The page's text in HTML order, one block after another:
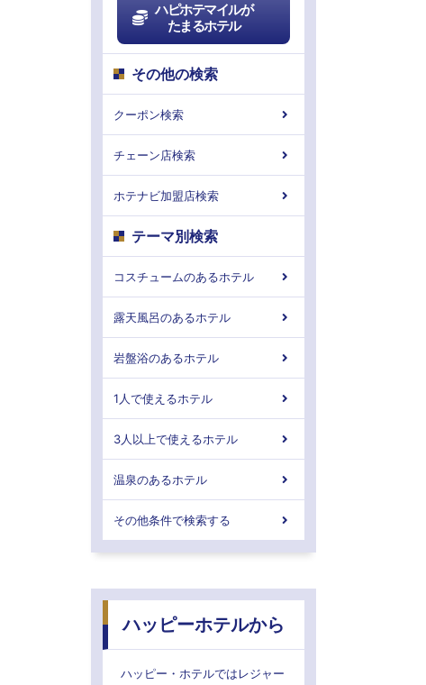
ハピホテマイルが
たまるホテル
その他の検索
クーポン検索
チェーン店検索
ホテナビ加盟店検索
テーマ別検索
コスチュームのあるホテル
露天風呂のあるホテル
岩盤浴のあるホテル
1人で使えるホテル
3人以上で使えるホテル
温泉のあるホテル
その他条件で検索する
ハッピーホテルから
ハッピー・ホテルではレジャー